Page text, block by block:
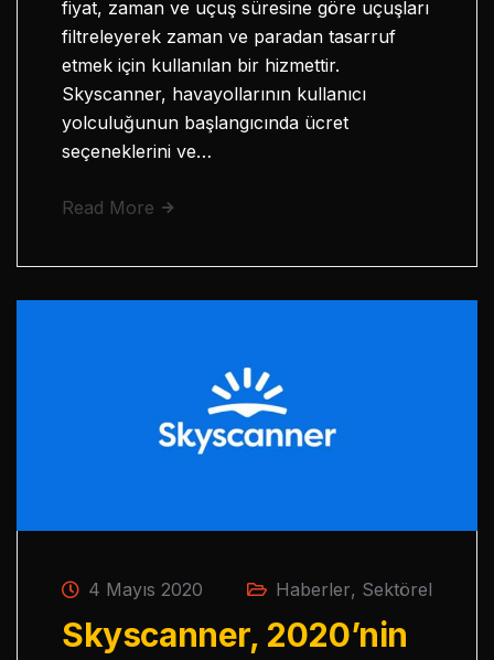
fiyat, zaman ve uçuş süresine göre uçuşları
filtreleyerek zaman ve paradan tasarruf
etmek için kullanılan bir hizmettir.
Skyscanner, havayollarının kullanıcı
yolculuğunun başlangıcında ücret
seçeneklerini ve…
Read More
4 Mayıs 2020 Haberler, Sektörel
Skyscanner, 2020’nin